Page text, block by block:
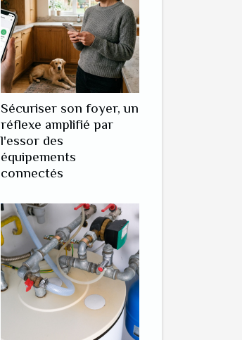
Sécuriser son foyer, un
réflexe amplifié par
l'essor des
équipements
connectés